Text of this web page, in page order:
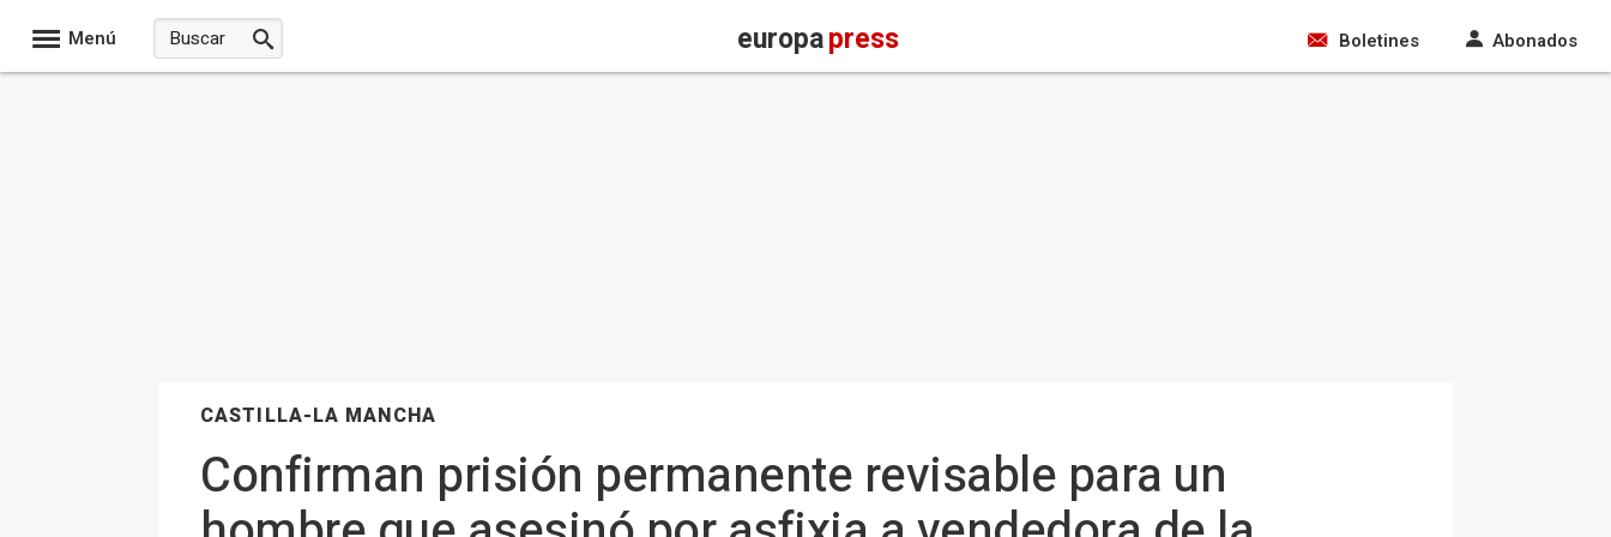
Menú europapress Boletines Abonados
CASTILLA-LA MANCHA
Confirman prisión permanente revisable para un